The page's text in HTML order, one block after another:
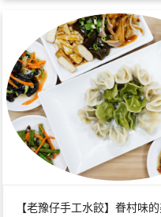
【老豫仔手工水餃】眷村味